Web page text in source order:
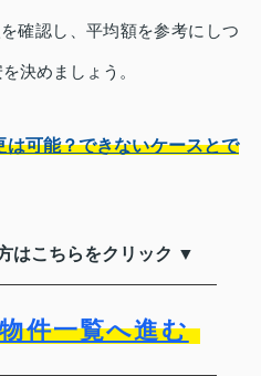
確認し、平均額を参考にしつ
決めましょう。
可能？できないケースとで
はこちらをクリック ▼
件一覧へ進む